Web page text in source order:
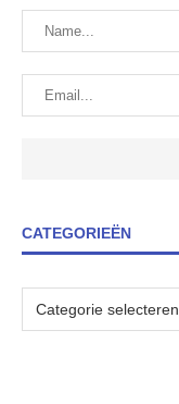
CATEGORIEËN